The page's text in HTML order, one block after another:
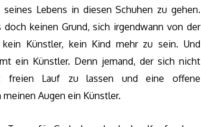
Lebens in diesen Schuhen zu gehen.
doch keinen Grund, sich irgendwann von der
Künstler, kein Kind mehr zu sein. Und
ein Künstler. Denn jemand, der sich nicht
freien Lauf zu lassen und eine offene
Augen ein Künstler.